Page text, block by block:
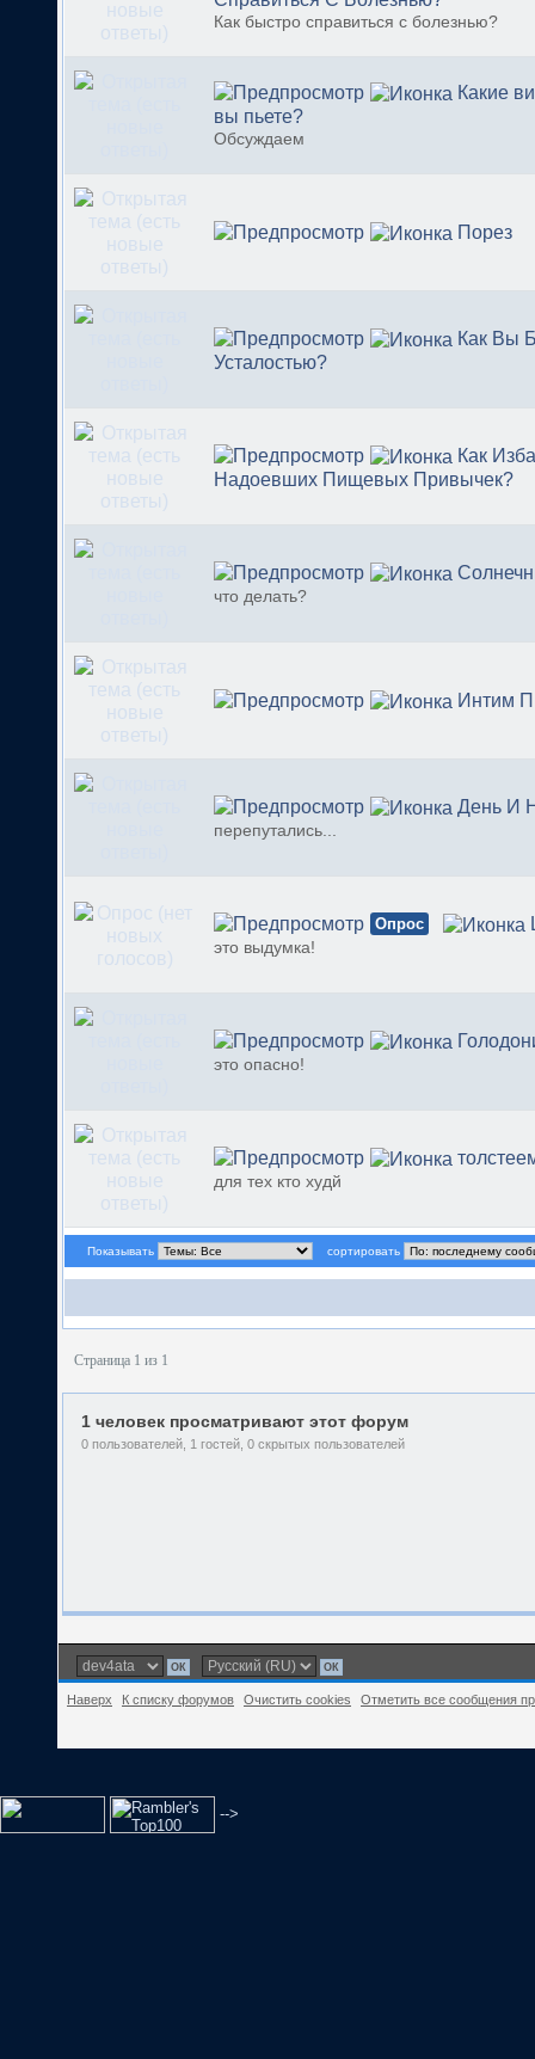
Как быстро справиться с болезнью?
Какие
вы пьете?
Обсуждаем
Порез
Как Вы
Усталостью?
Как
Надоевших Пищевых Привычек?
что делать?
Интим
День И
перепутались...
Опрос
это выдумка!
это опасно!
для тех кто худй
Показывать сортировать
Страница 1 из 1
1 человек просматривают этот форум
0 пользователей, 1 гостей, 0 скрытых пользователей
Наверх К списку форумов Очистить cookies Отметить все сообщения
-->